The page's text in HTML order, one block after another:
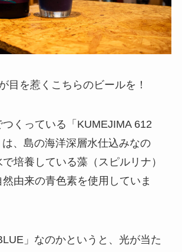
目を惹くこちらのビールを！
くっている「KUMEJIMA 612
、島の海洋深層水仕込みなの
培養している藻（スピルリナ）
由来の青色素を使用していま
」なのかというと、光が当た